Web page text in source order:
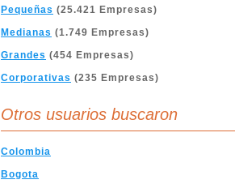
Pequeñas (25.421 Empresas)
Medianas (1.749 Empresas)
Grandes (454 Empresas)
Corporativas (235 Empresas)
Otros usuarios buscaron
Colombia
Bogota